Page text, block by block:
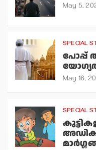
May 5,
SPECIAL
പോപ്പ്
May 16,
SPECIAL